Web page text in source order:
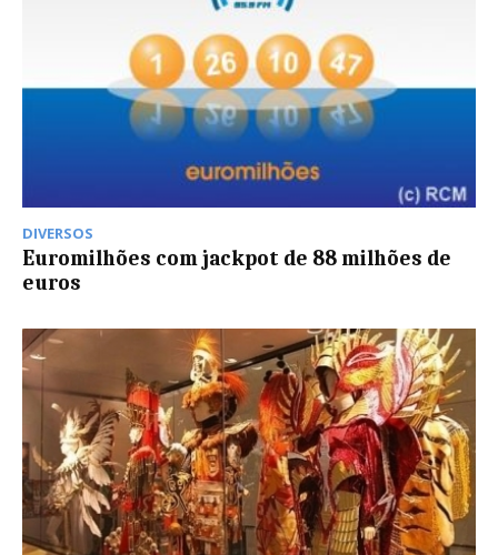
DIVERSOS
Euromilhões com jackpot de 88 milhões de
euros